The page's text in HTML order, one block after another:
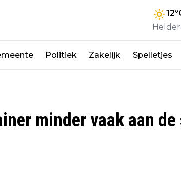
12
Politiek Zakelijk Spelletjes
minder vaak aan